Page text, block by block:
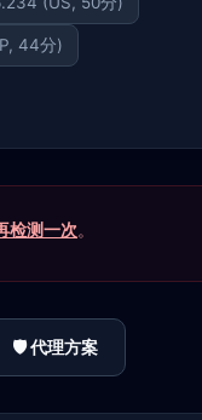
44分)
检测一次。
🛡️ 代理方案